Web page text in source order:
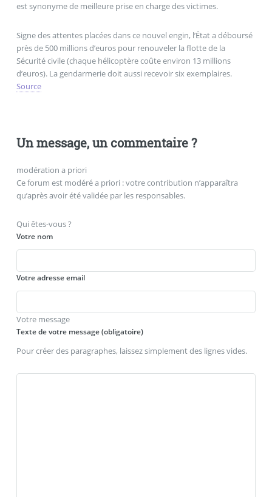
est synonyme de meilleure prise en charge des victimes.
Signe des attentes placées dans ce nouvel engin, l’État a déboursé
près de 500 millions d’euros pour renouveler la flotte de la
Sécurité civile (chaque hélicoptère coûte environ 13 millions
d’euros). La gendarmerie doit aussi recevoir six exemplaires.
Source
Un message, un commentaire ?
modération a priori
Ce forum est modéré a priori : votre contribution n’apparaîtra
qu’après avoir été validée par les responsables.
Qui êtes-vous ?
Votre nom
Votre adresse email
Votre message
Texte de votre message (obligatoire)
Pour créer des paragraphes, laissez simplement des lignes vides.